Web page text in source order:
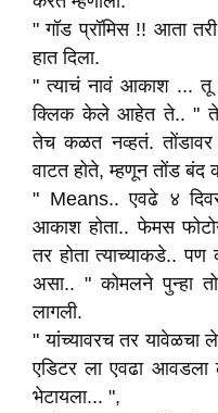
" गॉड प्रॉमिस !! आता
हात दिला.
" त्याचं नावं आकाश ...
क्लिक केले आहेत ते.. " ते
तेच कळत नव्हतं.
वाटत होते, म्हणून तोंड
" Means.. एवढे ४ दिवस
आकाश होता.. फेमस
तर होता त्याच्याकडे..
असा.. " कोमलने पुन्हा
लागली.
" यांच्यावरच तर यावेळचा
एडिटर ला एवढा
भेटायला... ",